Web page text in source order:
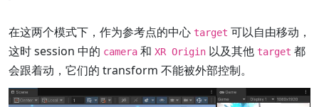
在这两个模式下，作为参考点的中心 target 可以自由移动，
这时 session 中的 camera 和 XR Origin 以及其他 target 都
会跟着动，它们的 transform 不能被外部控制。